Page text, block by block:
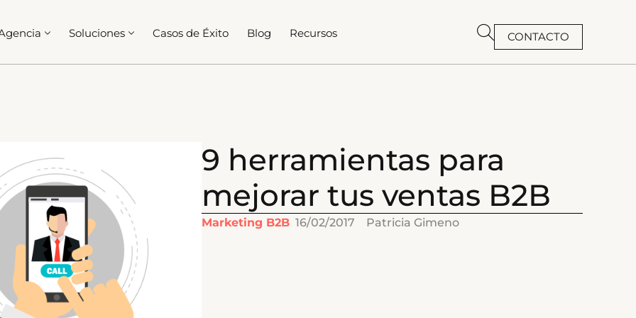
Soluciones Casos de Éxito Blog Recursos CONTACTO
9 herramientas para
mejorar tus ventas B2B
Marketing B2B 16/02/2017 Patricia Gimeno